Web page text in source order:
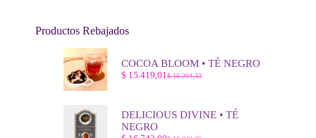
Productos Rebajados
COCOA BLOOM • TÉ NEGRO
$16.204,33
El
era:
$ 15.419,01
El
es:
DELICIOUS DIVINE • TÉ
NEGRO